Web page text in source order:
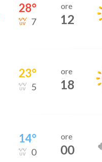
28°
7
ore
12
23°
5
ore
18
14°
0
ore
00